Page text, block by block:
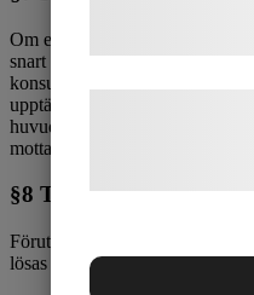
Om en vara är felaktig,
snart som möjligt kontakta oss
konsumenttjänstlagen måste
upptäckte felet. Vidare gäller
huvudregel aldrig kan ske
mottagits eller tjänsten har
§8 Tvist
Förutom att en eventuell tvist
lösas genom att eleven vänder